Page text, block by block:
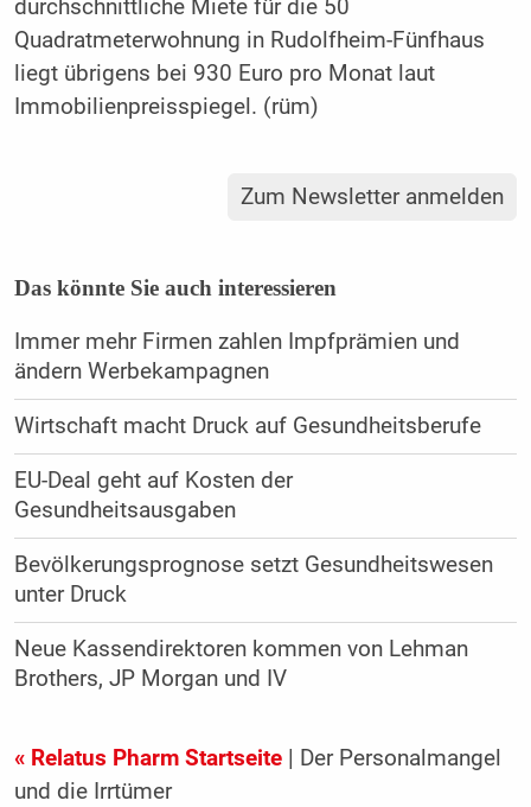
durchschnittliche Miete für die 50
Quadratmeterwohnung in Rudolfheim-Fünfhaus
liegt übrigens bei 930 Euro pro Monat laut
Immobilienpreisspiegel. (rüm)
Zum Newsletter anmelden
Das könnte Sie auch interessieren
Immer mehr Firmen zahlen Impfprämien und
ändern Werbekampagnen
Wirtschaft macht Druck auf Gesundheitsberufe
EU-Deal geht auf Kosten der
Gesundheitsausgaben
Bevölkerungsprognose setzt Gesundheitswesen
unter Druck
Neue Kassendirektoren kommen von Lehman
Brothers, JP Morgan und IV
« Relatus Pharm Startseite| Der Personalmangel
und die Irrtümer